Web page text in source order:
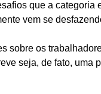
que a
vem se
sobre os
seja, de fato, uma